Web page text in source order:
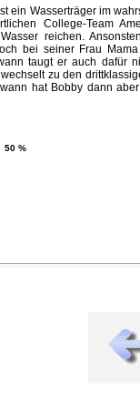
ein Wasserträger im
College-Team
reichen.
bei seiner Frau
taugt er auch dafür
zu den
hat Bobby dann
50 %